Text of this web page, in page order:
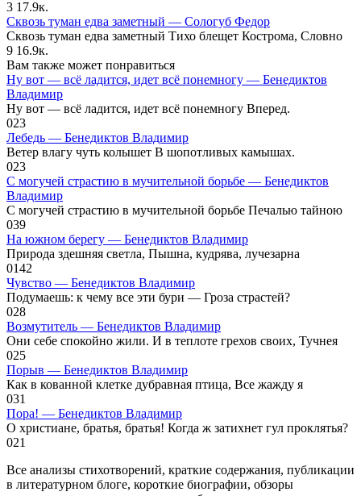
3 17.9к.
Сквозь туман едва заметный — Сологуб Федор
Сквозь туман едва заметный Тихо блещет Кострома, Словно
9 16.9к.
Вам также может понравиться
Ну вот — всё ладится, идет всё понемногу — Бенедиктов
Владимир
Ну вот — всё ладится, идет всё понемногу Вперед.
023
Лебедь — Бенедиктов Владимир
Ветер влагу чуть колышет В шопотливых камышах.
023
С могучей страстию в мучительной борьбе — Бенедиктов
Владимир
С могучей страстию в мучительной борьбе Печалью тайною
039
На южном берегу — Бенедиктов Владимир
Природа здешняя светла, Пышна, кудрява, лучезарна
0142
Чувство — Бенедиктов Владимир
Подумаешь: к чему все эти бури — Гроза страстей?
028
Возмутитель — Бенедиктов Владимир
Они себе спокойно жили. И в теплоте грехов своих, Тучнея
025
Порыв — Бенедиктов Владимир
Как в кованной клетке дубравная птица, Все жажду я
031
Пора! — Бенедиктов Владимир
О христиане, братья, братья! Когда ж затихнет гул проклятья?
021
Все анализы стихотворений, краткие содержания, публикации
в литературном блоге, короткие биографии, обзоры